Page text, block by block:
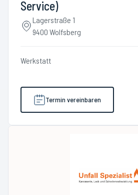
Service)
Lagerstraße 1
9400 Wolfsberg
Werkstatt
Termin vereinbaren